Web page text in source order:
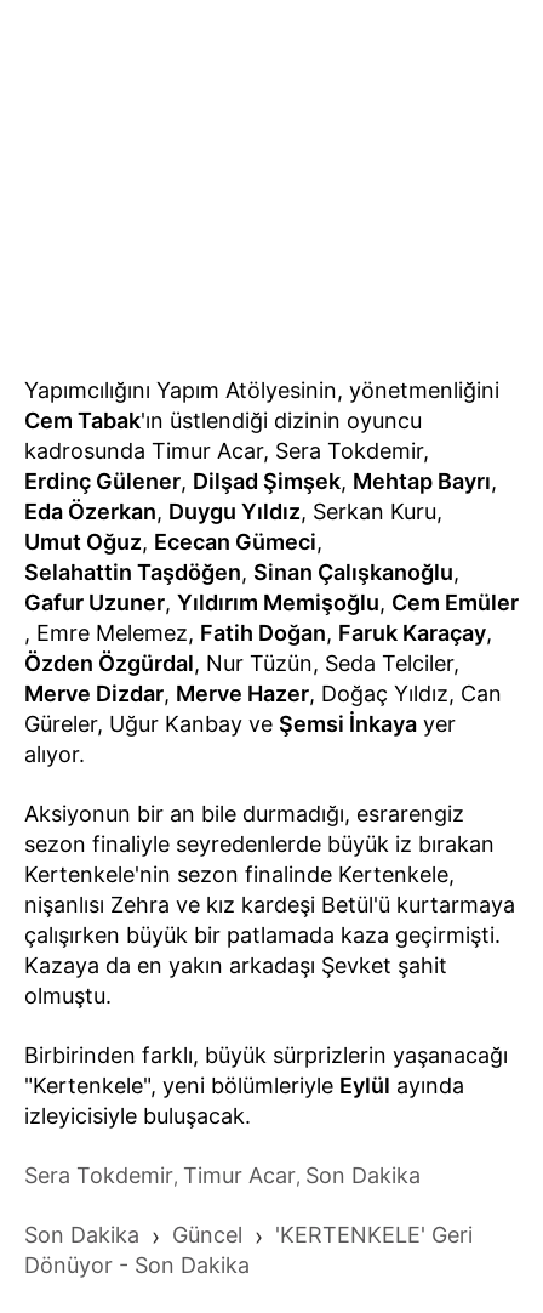
Yapımcılığını Yapım Atölyesinin, yönetmenliğini
Cem Tabak'ın üstlendiği dizinin oyuncu
kadrosunda Timur Acar, Sera Tokdemir,
Erdinç Gülener, Dilşad Şimşek, Mehtap Bayrı,
Eda Özerkan, Duygu Yıldız, Serkan Kuru,
Umut Oğuz, Ececan Gümeci,
Selahattin Taşdöğen, Sinan Çalışkanoğlu,
Gafur Uzuner, Yıldırım Memişoğlu, Cem Emüler
, Emre Melemez, Fatih Doğan, Faruk Karaçay,
Özden Özgürdal, Nur Tüzün, Seda Telciler,
Merve Dizdar, Merve Hazer, Doğaç Yıldız, Can
Güreler, Uğur Kanbay ve Şemsi İnkaya yer
alıyor.
Aksiyonun bir an bile durmadığı, esrarengiz
sezon finaliyle seyredenlerde büyük iz bırakan
Kertenkele'nin sezon finalinde Kertenkele,
nişanlısı Zehra ve kız kardeşi Betül'ü kurtarmaya
çalışırken büyük bir patlamada kaza geçirmişti.
Kazaya da en yakın arkadaşı Şevket şahit
olmuştu.
Birbirinden farklı, büyük sürprizlerin yaşanacağı
"Kertenkele", yeni bölümleriyle Eylül ayında
izleyicisiyle buluşacak.
Sera Tokdemir, Timur Acar, Son Dakika
Son Dakika › Güncel › 'KERTENKELE' Geri
Dönüyor - Son Dakika